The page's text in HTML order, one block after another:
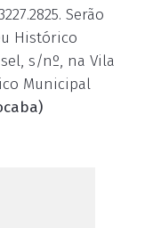
Serão
Histórico
s/nº, na Vila
Municipal